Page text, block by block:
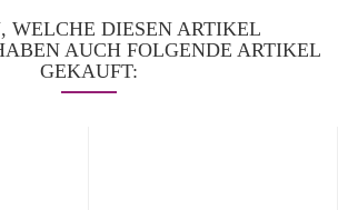
WELCHE DIESEN ARTIKEL
AUCH FOLGENDE ARTIKEL
GEKAUFT: